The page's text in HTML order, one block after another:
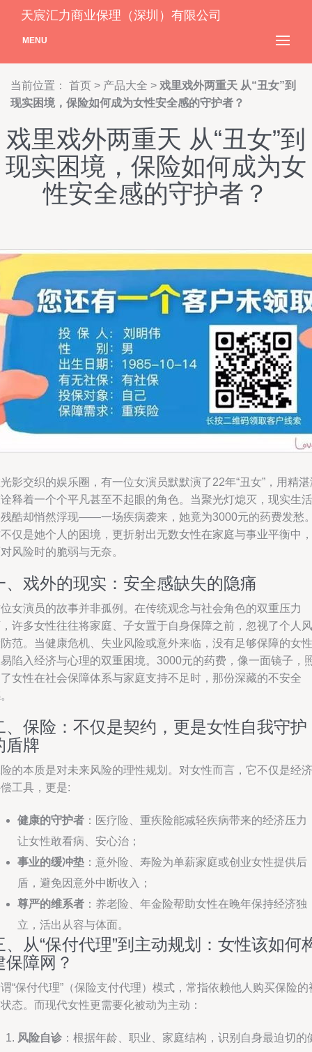
天宸汇力商业保理（深圳）有限公司
MENU
当前位置： 首页 > 产品大全 > 戏里戏外两重天 从“丑女”到
现实困境，保险如何成为女性安全感的守护者？
戏里戏外两重天 从“丑女”到
现实困境，保险如何成为女
性安全感的守护者？
影交织的娱乐圈，有一位女演员默默演了22年“丑女”，用精
释着一个个平凡甚至不起眼的角色。当聚光灯熄灭，现实生活
酷却悄然浮现——一场疾病袭来，她竟为3000元的药费发愁
仅是她个人的困境，更折射出无数女性在家庭与事业平衡中，
风险时的脆弱与无奈。
、戏外的现实：安全感缺失的隐痛
女演员的故事并非孤例。在传统观念与社会角色的双重压力
许多女性往往将家庭、子女置于自身保障之前，忽视了个人风
范。当健康危机、失业风险或意外来临，没有足够保障的女性
陷入经济与心理的双重困境。3000元的药费，像一面镜子，
女性在社会保障体系与家庭支持不足时，那份深藏的不安全
、保险：不仅是契约，更是女性自我守护
盾牌
的本质是对未来风险的理性规划。对女性而言，它不仅是经济
工具，更是:
健康的守护者 ：医疗险、重疾险能减轻疾病带来的经济压力
让女性敢看病、安心治；
事业的缓冲垫 ：意外险、寿险为单薪家庭或创业女性提供后
盾，避免因意外中断收入；
尊严的维系者 ：养老险、年金险帮助女性在晚年保持经济独
立，活出从容与体面。
、从“保付代理”到主动规划：女性该如何
保障网？
“保付代理”（保险支付代理）模式，常指依赖他人购买保险的
态。而现代女性更需要化被动为主动：
风险自诊 ：根据年龄、职业、家庭结构，识别自身最迫切的